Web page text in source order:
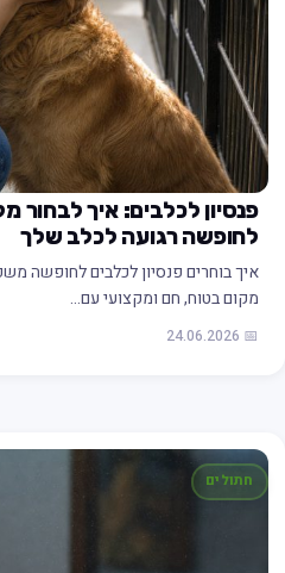
פנסיון לכלבים: איך לבחור
לחופשה רגועה לכלב שלך
איך בוחרים פנסיון לכלבים לחופשה
מקום בטוח, חם ומקצועי עם…
📅 24.06.2026
חתולים